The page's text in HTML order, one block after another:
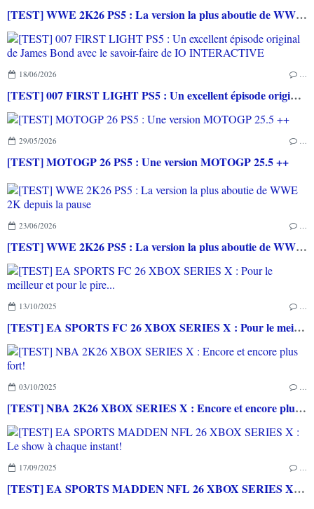
[TEST] WWE 2K26 PS5 : La version la plus aboutie de WWE 2K depuis la pause
18/06/2026 …
[TEST] 007 FIRST LIGHT PS5 : Un excellent épisode original de James Bond avec le savoir-faire de IO INTERACTIVE
29/05/2026 …
[TEST] MOTOGP 26 PS5 : Une version MOTOGP 25.5 ++
23/06/2026 …
[TEST] WWE 2K26 PS5 : La version la plus aboutie de WWE 2K depuis la pause
13/10/2025 …
[TEST] EA SPORTS FC 26 XBOX SERIES X : Pour le meilleur et pour le pire...
03/10/2025 …
[TEST] NBA 2K26 XBOX SERIES X : Encore et encore plus fort!
17/09/2025 …
[TEST] EA SPORTS MADDEN NFL 26 XBOX SERIES X : Le show à chaque instant!